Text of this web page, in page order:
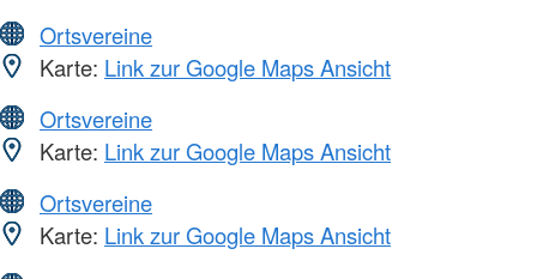
Ortsvereine
Karte: Link zur Google Maps Ansicht
Ortsvereine
Karte: Link zur Google Maps Ansicht
Ortsvereine
Karte: Link zur Google Maps Ansicht